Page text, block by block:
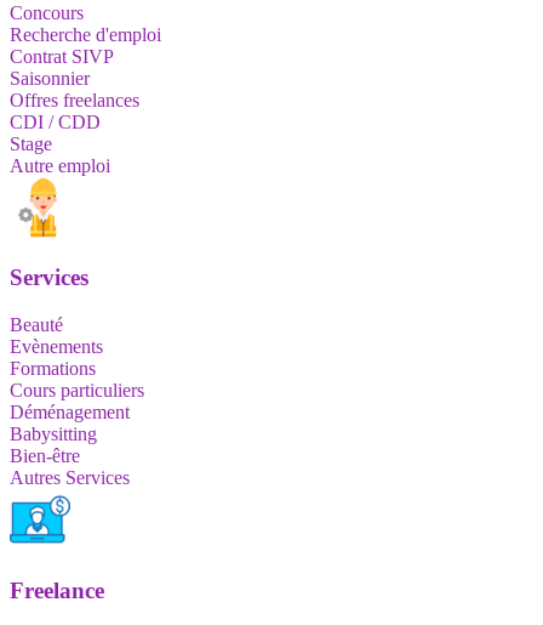
Concours
Recherche d'emploi
Contrat SIVP
Saisonnier
Offres freelances
CDI / CDD
Stage
Autre emploi
Services
Beauté
Evènements
Formations
Cours particuliers
Déménagement
Babysitting
Bien-être
Autres Services
Freelance